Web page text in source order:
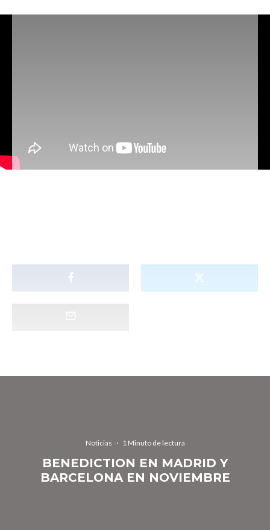
Noticias · 1 Minuto de lectura
BENEDICTION EN MADRID Y
BARCELONA EN NOVIEMBRE